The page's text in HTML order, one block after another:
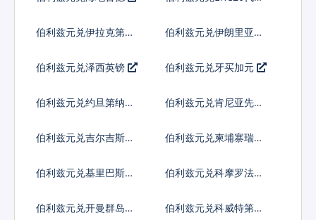
伯利兹元兑伊拉克第纳
伯利兹元兑伊朗里亚尔
伯利兹元兑泽西英镑 伯利兹元兑牙买加元
伯利兹元兑约旦第纳尔 伯利兹元兑肯尼亚先令
伯利兹元兑吉尔吉斯斯
伯利兹元兑柬埔寨瑞尔
伯利兹元兑基里巴斯元 伯利兹元兑科摩罗法郎
伯利兹元兑开曼群岛元
伯利兹元兑科威特第纳